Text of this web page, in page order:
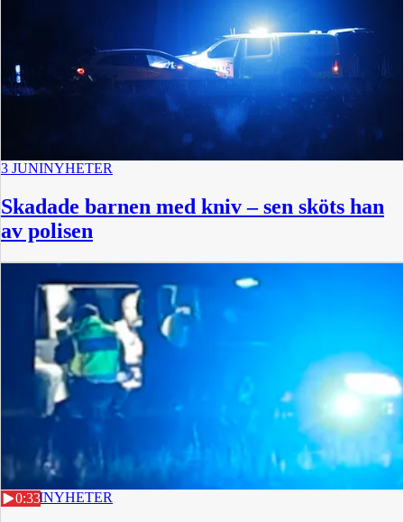
3 JUNINYHETER
Skadade barnen med kniv – sen sköts han
av polisen
0:33
3 JUNINYHETER